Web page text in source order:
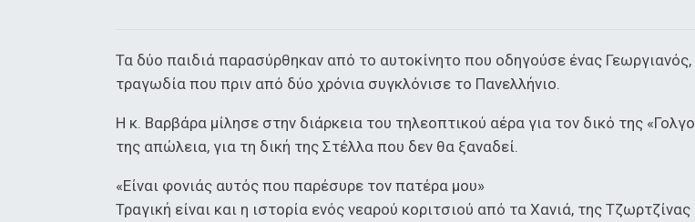
Τα δύο παιδιά παρασύρθηκαν από το αυτοκίνητο που οδηγούσε ένας Γεωργιανός,
τραγωδία που πριν από δύο χρόνια συγκλόνισε το Πανελλήνιο.
Η κ. Βαρβάρα μίλησε στην διάρκεια του τηλεοπτικού αέρα για τον δικό της
της απώλεια, για τη δική της Στέλλα που δεν θα ξαναδεί.
«Είναι φονιάς αυτός που παρέσυρε τον πατέρα μου»
Τραγική είναι και η ιστορία ενός νεαρού κοριτσιού από τα Χανιά, της Τζωρτζίνας